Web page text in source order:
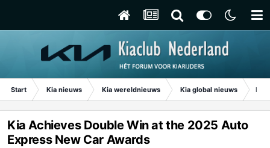
Start Kia nieuws Kia wereldnieuws Kia global nieuws Kia
Kia Achieves Double Win at the 2025 Auto
Express New Car Awards